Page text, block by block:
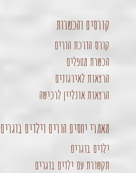
קורסים והכשרות
קורס הדרכת הורים
הכשרת מטפלים
הרצאות לאירגונים
הרצאות אונליין לרכישה
מאמרי יחסים הורים וילדים בוגרים
ילדים בוגרים
תקשורת עם ילדים בוגרים